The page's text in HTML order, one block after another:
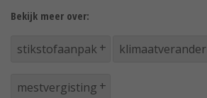
Bekijk meer over:
stikstofaanpak
mestvergisting